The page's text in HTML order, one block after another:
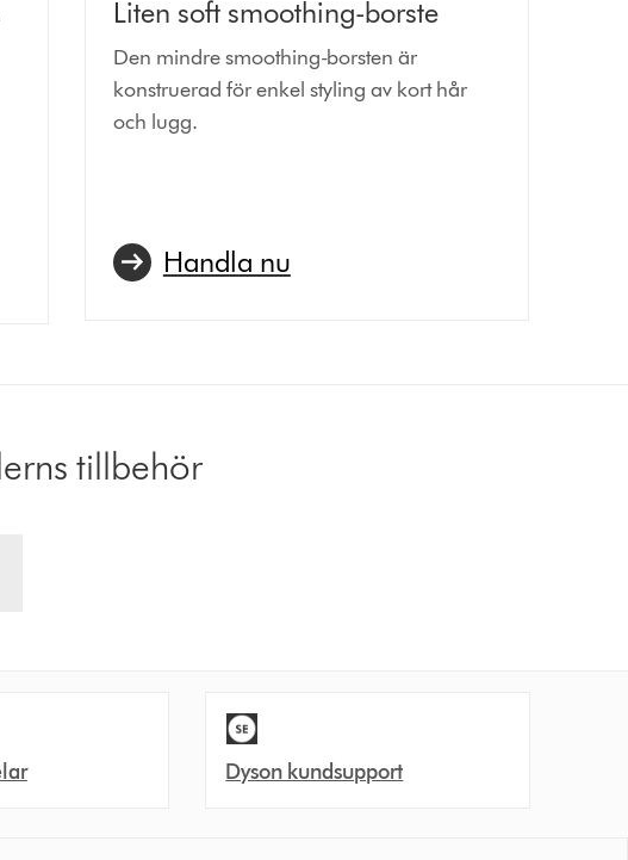
Liten soft smoothing-borste
Den mindre smoothing-borsten är
konstruerad för enkel styling av kort hår
och lugg.
Handla nu
tillbehör
Dyson kundsupport